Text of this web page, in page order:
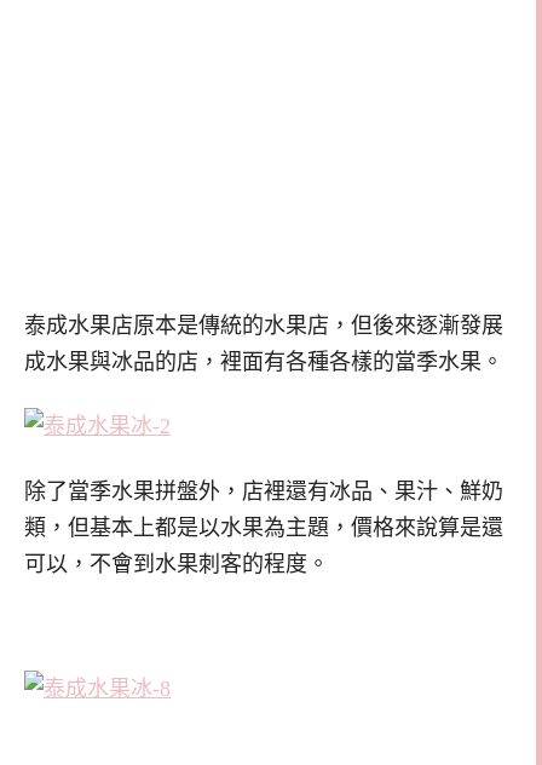
泰成水果店原本是傳統的水果店，但後來逐漸發展
成水果與冰品的店，裡面有各種各樣的當季水果。
除了當季水果拼盤外，店裡還有冰品、果汁、鮮奶
類，但基本上都是以水果為主題，價格來說算是還
可以，不會到水果刺客的程度。